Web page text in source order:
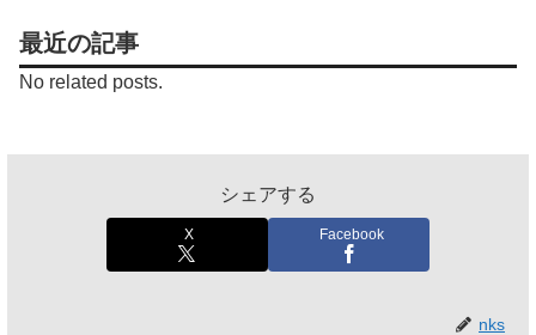
最近の記事
No related posts.
シェアする
X Facebook
nks